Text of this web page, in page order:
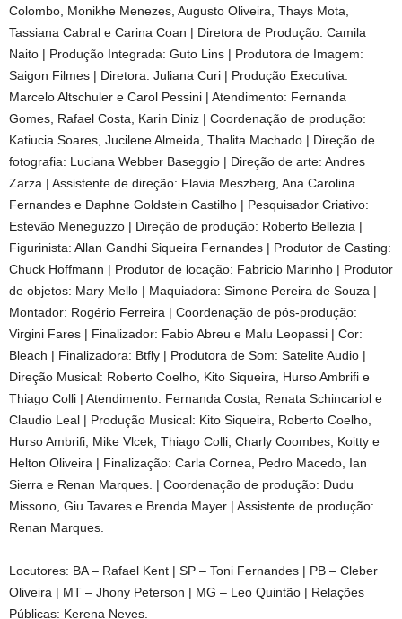
Colombo, Monikhe Menezes, Augusto Oliveira, Thays Mota,
Tassiana Cabral e Carina Coan | Diretora de Produção: Camila
Naito | Produção Integrada: Guto Lins | Produtora de Imagem:
Saigon Filmes | Diretora: Juliana Curi | Produção Executiva:
Marcelo Altschuler e Carol Pessini | Atendimento: Fernanda
Gomes, Rafael Costa, Karin Diniz | Coordenação de produção:
Katiucia Soares, Jucilene Almeida, Thalita Machado | Direção de
fotografia: Luciana Webber Baseggio | Direção de arte: Andres
Zarza | Assistente de direção: Flavia Meszberg, Ana Carolina
Fernandes e Daphne Goldstein Castilho | Pesquisador Criativo:
Estevão Meneguzzo | Direção de produção: Roberto Bellezia |
Figurinista: Allan Gandhi Siqueira Fernandes | Produtor de Casting:
Chuck Hoffmann | Produtor de locação: Fabricio Marinho | Produtor
de objetos: Mary Mello | Maquiadora: Simone Pereira de Souza |
Montador: Rogério Ferreira | Coordenação de pós-produção:
Virgini Fares | Finalizador: Fabio Abreu e Malu Leopassi | Cor:
Bleach | Finalizadora: Btfly | Produtora de Som: Satelite Audio |
Direção Musical: Roberto Coelho, Kito Siqueira, Hurso Ambrifi e
Thiago Colli | Atendimento: Fernanda Costa, Renata Schincariol e
Claudio Leal | Produção Musical: Kito Siqueira, Roberto Coelho,
Hurso Ambrifi, Mike Vlcek, Thiago Colli, Charly Coombes, Koitty e
Helton Oliveira | Finalização: Carla Cornea, Pedro Macedo, Ian
Sierra e Renan Marques. | Coordenação de produção: Dudu
Missono, Giu Tavares e Brenda Mayer | Assistente de produção:
Renan Marques.
Locutores: BA – Rafael Kent | SP – Toni Fernandes | PB – Cleber
Oliveira | MT – Jhony Peterson | MG – Leo Quintão | Relações
Públicas: Kerena Neves.